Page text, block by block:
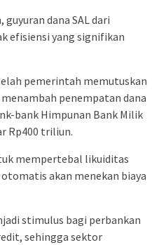
dana SAL dari
efisiensi yang signifikan
pemerintah memutuskan
penempatan dana
bank Himpunan Bank Milik
Rp400 triliun.
mempertebal likuiditas
akan menekan biaya
stimulus bagi perbankan
sehingga sektor